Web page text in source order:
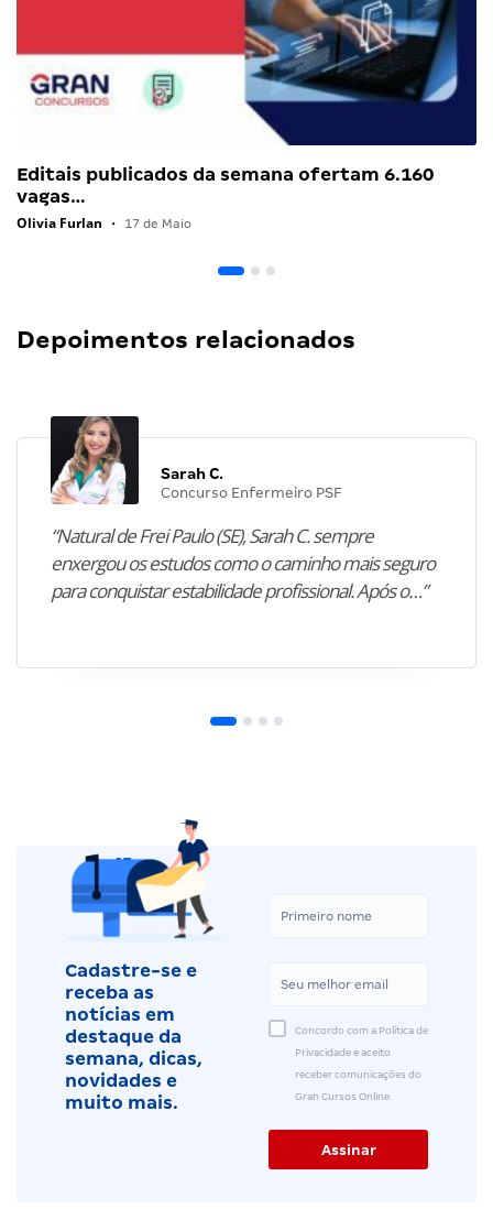
Editais publicados da semana ofertam 6.160
vagas…
Olivia Furlan • 17 de Maio
Depoimentos relacionados
Sarah C.
Concurso Enfermeiro PSF
“Natural de Frei Paulo (SE), Sarah C. sempre
enxergou os estudos como o caminho mais seguro
para conquistar estabilidade profissional. Após o…”
Cadastre-se e
receba as
notícias em
destaque da
semana, dicas,
novidades e
muito mais.
Concordo com a Política de
Privacidade e aceito
receber comunicações do
Gran Cursos Online.